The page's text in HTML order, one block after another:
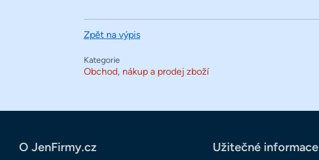
Zpět na výpis
Kategorie
Obchod, nákup a prodej zboží
O JenFirmy.cz Užitečné informace